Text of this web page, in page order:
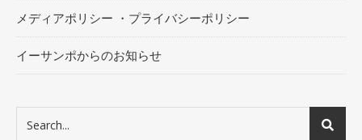
メディアポリシー ・プライバシーポリシー
イーサンポからのお知らせ